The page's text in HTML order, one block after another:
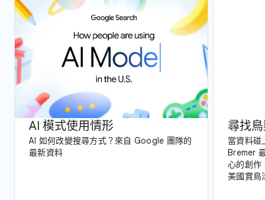
AI 模式使用情形
AI 如何改變搜尋方式？來自 Google 團隊的
最新資料
尋找
當資料碰
Bremer
心的創作
美國賞鳥